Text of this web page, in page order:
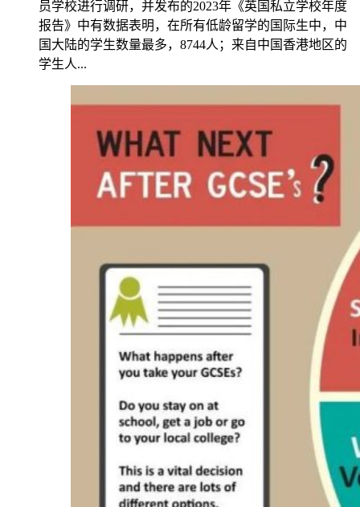
员学校进行调研，并发布的2023年《英国私立学校年度
报告》中有数据表明，在所有低龄留学的国际生中，中
国大陆的学生数量最多，8744人；来自中国香港地区的
学生人...